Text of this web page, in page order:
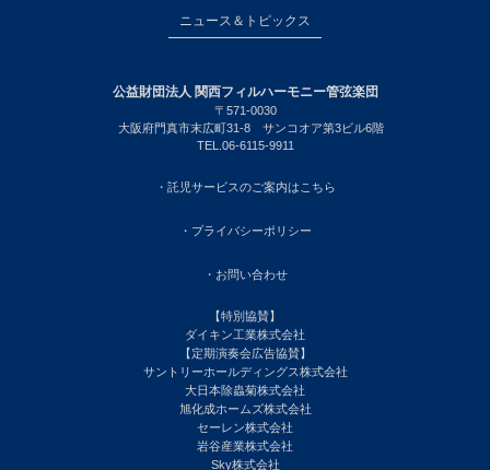
ニュース＆トピックス
公益財団法人 関西フィルハーモニー管弦楽団
〒571-0030
大阪府門真市末広町31-8 サンコオア第3ビル6階
TEL.06-6115-9911
・託児サービスのご案内はこちら
・プライバシーポリシー
・お問い合わせ
【特別協賛】
ダイキン工業株式会社
【定期演奏会広告協賛】
サントリーホールディングス株式会社
大日本除蟲菊株式会社
旭化成ホームズ株式会社
セーレン株式会社
岩谷産業株式会社
Sky株式会社